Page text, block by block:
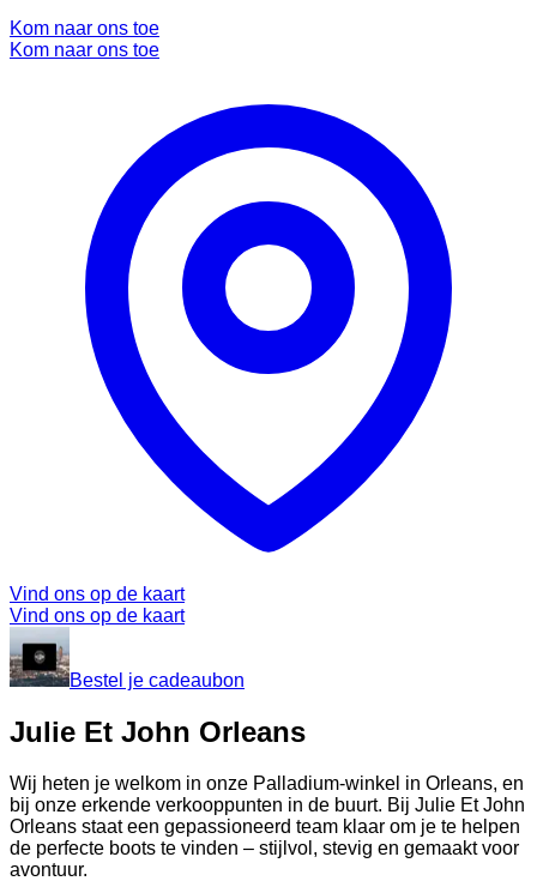
Kom naar ons toe
Kom naar ons toe
Vind ons op de kaart
Vind ons op de kaart
Bestel je cadeaubon
Julie Et John Orleans
Wij heten je welkom in onze Palladium-winkel in Orleans, en
bij onze erkende verkooppunten in de buurt. Bij Julie Et John
Orleans staat een gepassioneerd team klaar om je te helpen
de perfecte boots te vinden – stijlvol, stevig en gemaakt voor
avontuur.